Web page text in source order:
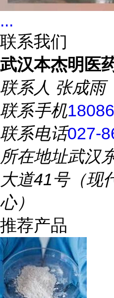
...
联系我们
武汉本杰明医
联系人 张成雨
联系手机
联系电话027-
所在地址武汉
大道41号（现
心）
推荐产品